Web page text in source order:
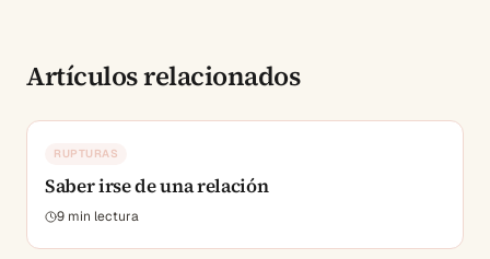
Artículos relacionados
RUPTURAS
Saber irse de una relación
9 min lectura